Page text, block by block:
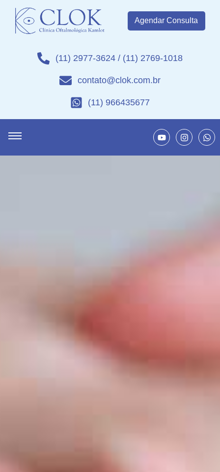
Agendar Consulta
(11) 2977-3624 / (11) 2769-1018
contato@clok.com.br
(11) 966435677